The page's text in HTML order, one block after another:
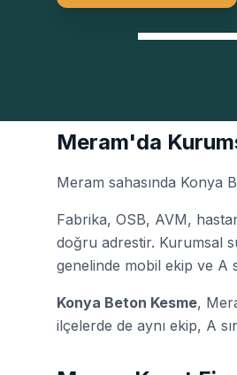
Meram'da
Meram sahasında Konya
Fabrika, OSB, AVM,
doğru adrestir. Kurumsal
genelinde mobil ekip ve A
Konya Beton Kesme,
ilçelerde de aynı ekip, A